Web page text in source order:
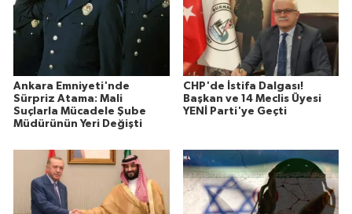
Ankara Emniyeti'nde
Sürpriz Atama: Mali
Suçlarla Mücadele Şube
Müdürünün Yeri Değişti
CHP'de İstifa Dalgası!
Başkan ve 14 Meclis Üyesi
YENİ Parti'ye Geçti